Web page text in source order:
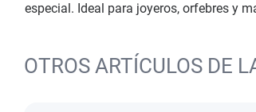
especial. Ideal para joyeros, orfebres y
OTROS ARTÍCULOS DE